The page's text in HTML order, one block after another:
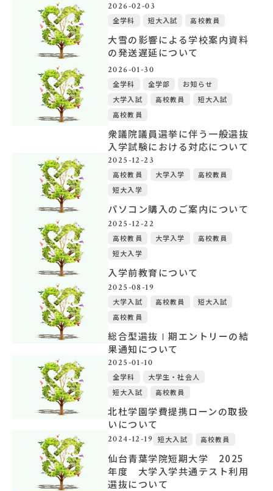
2026-02-03
全学科 短大入試 高校教員
大雪の影響による学校案内資料
の発送遅延について
2026-01-30
全学科 全学部
お知らせ
大学入試
高校教員
短大入試
高校教員
衆議院議員選挙に伴う一般選抜
入学試験における対応について
2025-12-23
高校教員 大学入学
高校教員
短大入学
パソコン購入のご案内について
2025-12-22
高校教員 大学入学
高校教員
短大入学
入学前教育について
2025-08-19
大学入試 高校教員
短大入試
高校教員
総合型選抜Ⅰ期エントリーの結
果通知について
2025-01-10
全学科
大学生・社会人
短大入試
高校教員
北杜学園学費提携ローンの取扱
いについて
2024-12-19 短大入試 高校教員
仙台青葉学院短期大学 2025
年度 大学入学共通テスト利用
選抜について